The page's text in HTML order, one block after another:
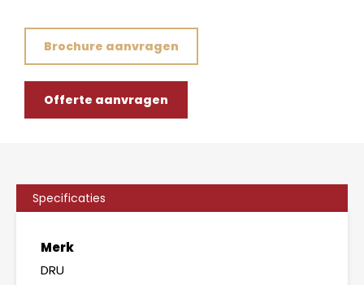
Brochure aanvragen
Offerte aanvragen
Specificaties
Merk
DRU